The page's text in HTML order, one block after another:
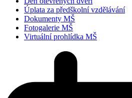
Úplata za předškolní vzdělávání
Dokumenty MŠ
Fotogalerie MŠ
Virtuální prohlídka MŠ